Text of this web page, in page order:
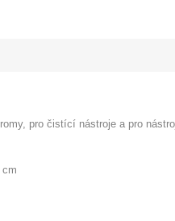
pro čistící nástroje a pro
cm